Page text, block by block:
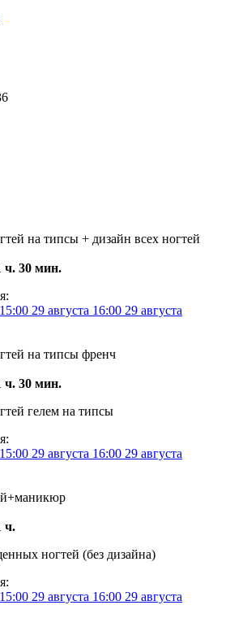
на типсы + дизайн всех ногтей
ч. 30 мин.
15:00 29 августа 16:00 29 августа
на типсы френч
ч. 30 мин.
гелем на типсы
15:00 29 августа 16:00 29 августа
ч.
ногтей (без дизайна)
15:00 29 августа 16:00 29 августа